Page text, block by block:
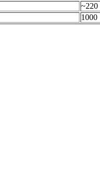
~220
1000